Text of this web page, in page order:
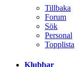
Tillbaka
Forum
Sök
Personal
Topplista
Klubbar